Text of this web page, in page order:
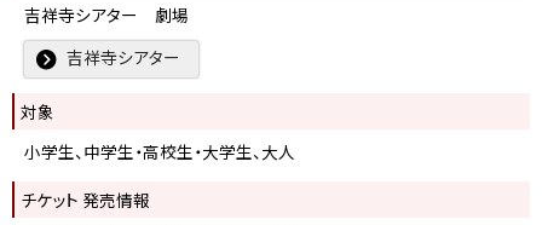
吉祥寺シアター 劇場
吉祥寺シアター
対象
小学生、中学生・高校生・大学生、大人
チケット 発売情報